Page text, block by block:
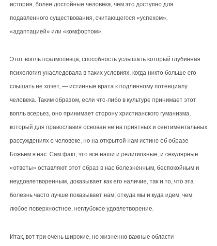
история, более достойные человека, чем это доступно для
подавленного существования, считающегося «успехом»,
«адаптацией» или «комфортом».
Этот вопль псалмопевца, способность услышать который глубинная
психология унаследовала в таких условиях, когда никто больше его
слышать не хочет, — истинные врата к подлинному потенциалу
человека. Таким образом, если что-либо в культуре принимает этот
вопль всерьез, оно принимает сторону христианского гуманизма,
который для православия основан не на приятных и сентиментальных
рассуждениях о человеке, но на открытой нам истине об образе
Божьем в нас. Сам факт, что все наши и религиозные, и секулярные
«ответы» оставляют этот образ в нас болезненным, беспокойным и
неудовлетворенным, доказывает как его наличие, так и то, что эта
болезнь часто лучше показывает нам, откуда мы и куда идем, чем
любое поверхностное, неглубокое удовлетворение.
Итак, вот три очень широкие, но жизненно важные области